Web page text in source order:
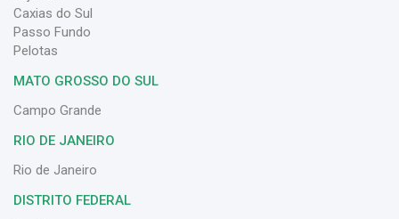
Caxias do Sul
Passo Fundo
Pelotas
MATO GROSSO DO SUL
Campo Grande
RIO DE JANEIRO
Rio de Janeiro
DISTRITO FEDERAL